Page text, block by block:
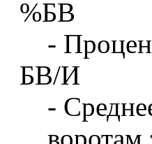
%БВ
-
БВ/И
-
воротам